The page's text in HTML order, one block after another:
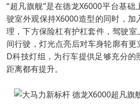
“超凡旗舰”是在德龙X6000平台基
驶室外观保持X6000造型的同时，加
理，下方保险杠有护杠套件，驾驶
间行驶，灯光点亮后对车身轮廓有更
D科技灯组，为行车提供足够充分的
距离都有提升。